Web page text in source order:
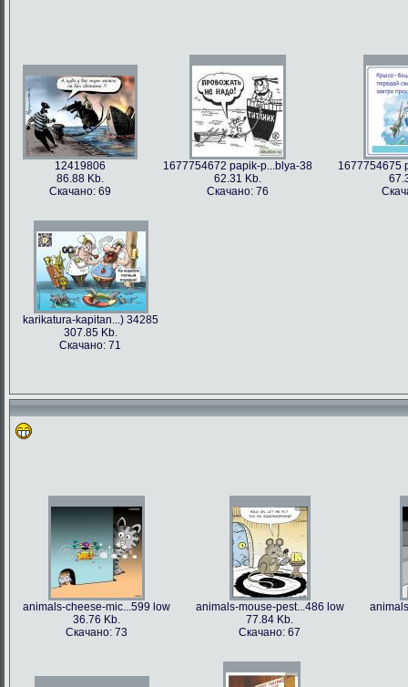
12419806
86.88 Kb.
Скачано: 69
1677754672 papik-p...blya-38
62.31 Kb.
Скачано: 76
1677754675
karikatura-kapitan...) 34285
307.85 Kb.
Скачано: 71
animals-cheese-mic...599 low
36.76 Kb.
Скачано: 73
animals-mouse-pest...486 low
77.84 Kb.
Скачано: 67